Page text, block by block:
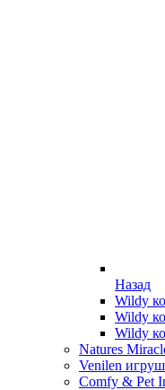
Назад
Wildy
Wildy
Wildy
Natures
Venilen
Comfy & Pet